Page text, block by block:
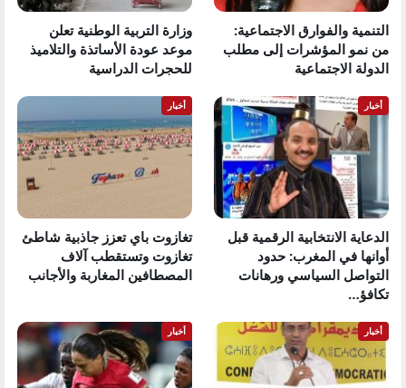
التنمية والفوارق الاجتماعية:
من نمو المؤشرات إلى مطلب
الدولة الاجتماعية
وزارة التربية الوطنية تعلن
موعد عودة الأساتذة والتلاميذ
للحجرات الدراسية
أخبار
الدعاية الانتخابية الرقمية قبل
أوانها في المغرب: حدود
التواصل السياسي ورهانات
تكافؤ…
أخبار
تغازوت باي تعزز جاذبية شاطئ
تغازوت وتستقطب آلاف
المصطافين المغاربة والأجانب
أخبار أخبار